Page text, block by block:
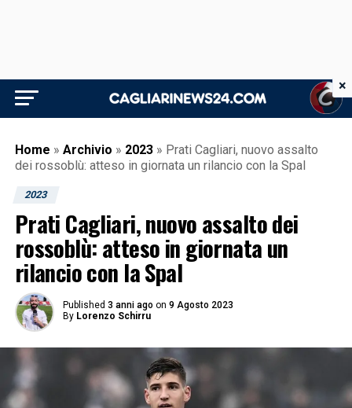
Home » Archivio » 2023 » Prati Cagliari, nuovo assalto
dei rossoblù: atteso in giornata un rilancio con la Spal
2023
Prati Cagliari, nuovo assalto dei
rossoblù: atteso in giornata un
rilancio con la Spal
Published 3 anni ago on 9 Agosto 2023
By Lorenzo Schirru
×